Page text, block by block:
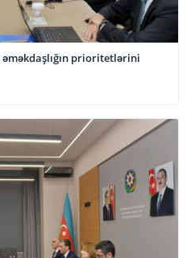
prioritetlərini